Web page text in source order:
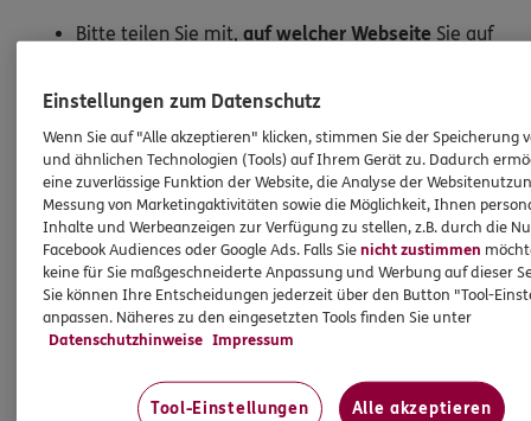
Bitte teilen Sie mit, auf welcher Webseite Sie auf
den Link aus der Adresszeile Ihres Browsers.
Schicken Sie den
Hinweis auf den Text oder Service, der Ihnen
Schwierigkeiten bereitet hat, an:
barriere.melden@ergo.de
Bitte senden Sie an diese E-Mail-Adresse nur
Anmerkungen zum Thema „Barrierefreiheit“und
keine Daten oder Informationen zu Ihrem
persönlichen Versicherungsschutz.
Marktüberwachungsstelle der
Einstellungen zum Datenschutz
Wenn Sie auf "Alle akzeptieren" klicken, stimmen Sie der Speicherung
und ähnlichen Technologien (Tools) auf Ihrem Gerät zu. Dadurch
eine zuverlässige Funktion der Website, die Analyse der
Messung von Marketingaktivitäten sowie die Möglichkeit, Ihnen
Inhalte und Werbeanzeigen zur Verfügung zu stellen, z.B. durch die
Facebook Audiences oder Google Ads. Falls Sienicht zustimmen
keine für Sie maßgeschneiderte Anpassung und Werbung auf dieser
Sie können Ihre Entscheidungen jederzeit über den Button "Tool-
anpassen. Näheres zu den eingesetzten Tools finden Sie unter
Datenschutzhinweise Impressum
Tool-Einstellungen Alle akzeptieren